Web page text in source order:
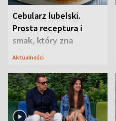
Cebularz lubelski.
Prosta receptura i
smak, który zna
Lubelszczyzna
Aktualności